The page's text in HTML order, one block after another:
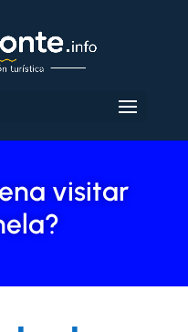
visitar